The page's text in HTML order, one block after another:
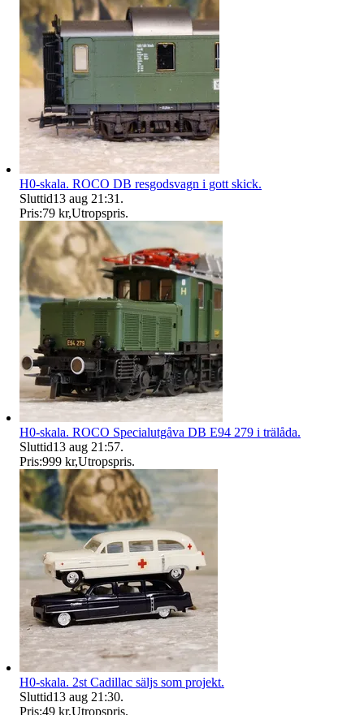
H0-skala. ROCO DB resgodsvagn i gott skick.
Sluttid13 aug 21:31 .
Pris:79 kr,Utropspris.
H0-skala. ROCO Specialutgåva DB E94 279 i trälåda.
Sluttid13 aug 21:57.
Pris:999 kr,Utropspris.
H0-skala. 2st Cadillac säljs som projekt.
Sluttid13 aug 21:30.
Pris:49 kr,Utropspris.